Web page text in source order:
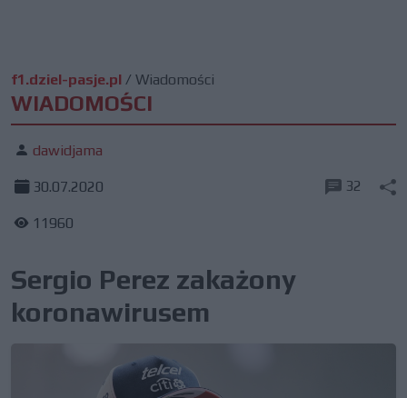
f1.dziel-pasje.pl / Wiadomości
WIADOMOŚCI
dawidjama
30.07.2020
11960
32
Sergio Perez zakażony
koronawirusem